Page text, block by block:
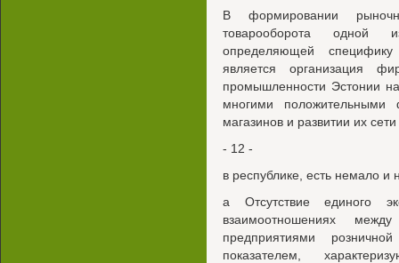
В формировании
товарооборота одной
определяющей специфику
является организация
промышленности Эстонии
многими положительными
магазинов и развитии их сети
- 12 -
в республике, есть немало
а Отсутствие единого
взаимоотношениях
предприятиями
показателем,